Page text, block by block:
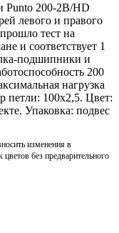
Punto 200-2B/HD
левого и правого
тест на
и соответствует 1
подшипники и
200
нагрузка
петли: 100x2,5. Цвет:
Упаковка: подвес
изменения в
без предварительного